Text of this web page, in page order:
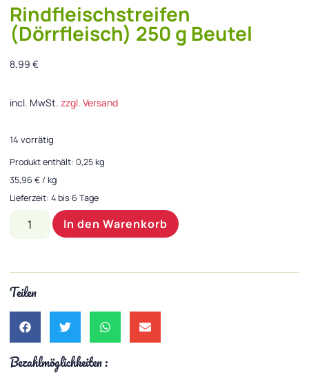
Rindfleischstreifen
(Dörrfleisch) 250 g Beutel
8,99 €
incl. MwSt. zzgl. Versand
14 vorrätig
Produkt enthält: 0,25kg
35,96 €/ kg
Lieferzeit: 4 bis 6 Tage
In den Warenkorb
Teilen
Bezahlmöglichkeiten :